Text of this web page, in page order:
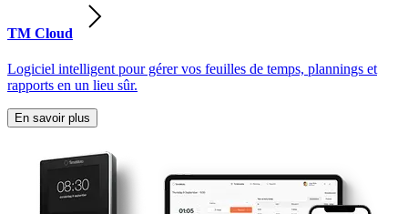
TM Cloud
Logiciel intelligent pour gérer vos feuilles de temps, plannings et
rapports en un lieu sûr.
En savoir plus